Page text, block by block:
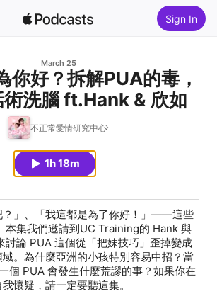
Sign In
March 25
你好？拆解PUA的毒，
術洗腦 ft.Hank & 欣如
不正常愛情研究中心
1h 18m
？」、「我這都是為了你好！」——這些
本集我們邀請到UC Training的 Hank 與
討論 PUA 這個從「把妹技巧」歪掉變成
。為什麼亞洲的小孩特別容易中招？當
個 PUA 會發生什麼荒謬的事？如果你在
懷疑，請一定要聽這集。